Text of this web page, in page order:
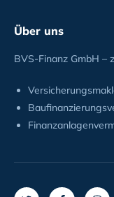
Über uns
BVS-Finanz GmbH –